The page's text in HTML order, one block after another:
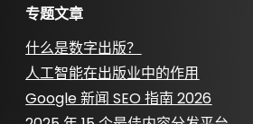
专题文章
什么是数字出版？
人工智能在出版业中的作用
Google 新闻 SEO 指南 2026